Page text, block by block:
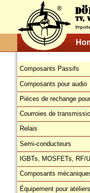
Composants Passifs
Composants pour audio
Pièces de rechange
Courroies de
Relais
Semi-conducteurs
IGBTs, MOSFETs, RF/
Composants
Équipement pour ateliers